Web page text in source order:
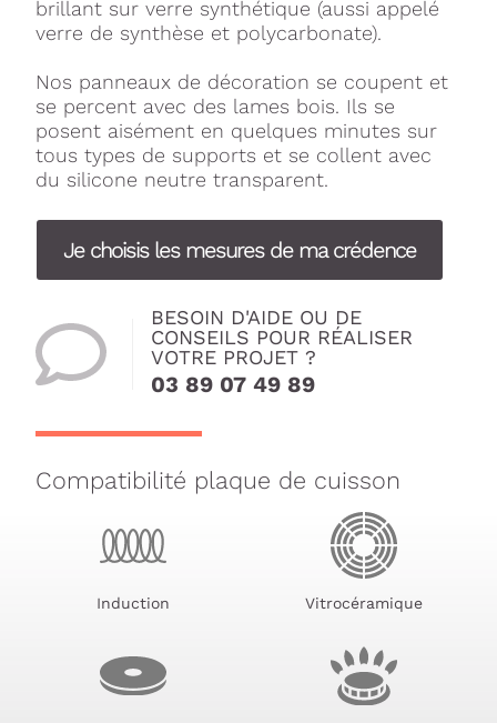
brillant sur verre synthétique (aussi appelé
verre de synthèse et polycarbonate).
Nos panneaux de décoration se coupent et
se percent avec des lames bois. Ils se
posent aisément en quelques minutes sur
tous types de supports et se collent avec
du silicone neutre transparent.
Je choisis les mesures de ma crédence
BESOIN D'AIDE OU DE
CONSEILS POUR RÉALISER
VOTRE PROJET ?
03 89 07 49 89
Compatibilité plaque de cuisson
Induction Vitrocéramique